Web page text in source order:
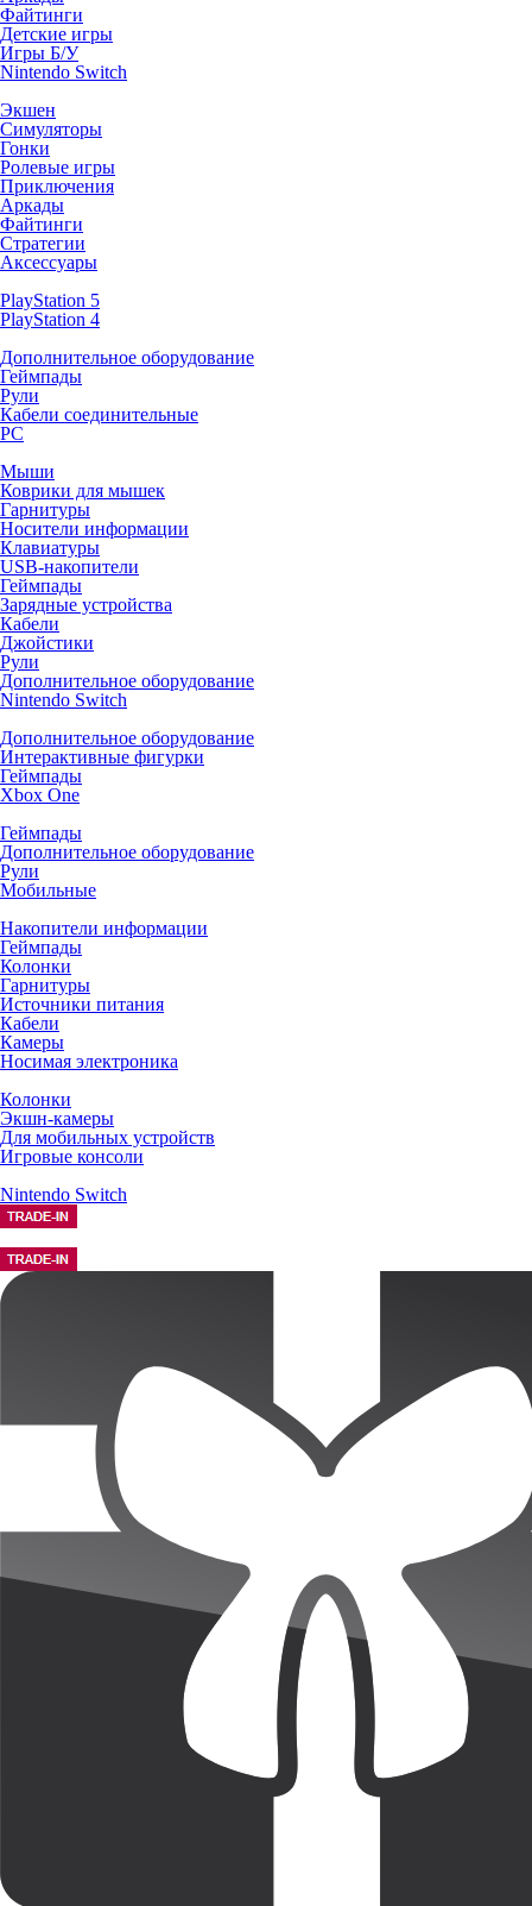
Файтинги
Детские игры
Игры Б/У
Nintendo Switch
Экшен
Симуляторы
Гонки
Ролевые игры
Приключения
Аркады
Файтинги
Стратегии
Аксессуары
PlayStation 5
PlayStation 4
Дополнительное оборудование
Геймпады
Рули
Кабели соединительные
PC
Мыши
Коврики для мышек
Гарнитуры
Носители информации
Клавиатуры
USB-накопители
Геймпады
Зарядные устройства
Кабели
Джойстики
Рули
Дополнительное оборудование
Nintendo Switch
Дополнительное оборудование
Интерактивные фигурки
Геймпады
Xbox One
Геймпады
Дополнительное оборудование
Рули
Мобильные
Накопители информации
Геймпады
Колонки
Гарнитуры
Источники питания
Кабели
Камеры
Носимая электроника
Колонки
Экшн-камеры
Для мобильных устройств
Игровые консоли
Nintendo Switch